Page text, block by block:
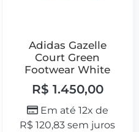
Adidas Gazelle
Court Green
Footwear White
R$ 1.450,00
Em até 12x de
R$ 120,83 sem juros